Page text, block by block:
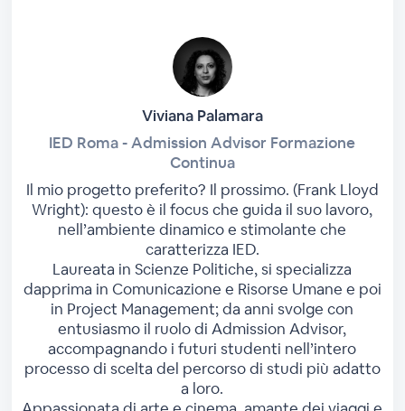
Viviana Palamara
IED Roma - Admission Advisor Formazione
Continua
Il mio progetto preferito? Il prossimo. (Frank Lloyd
Wright): questo è il focus che guida il suo lavoro,
nell’ambiente dinamico e stimolante che
caratterizza IED.
Laureata in Scienze Politiche, si specializza
dapprima in Comunicazione e Risorse Umane e poi
in Project Management; da anni svolge con
entusiasmo il ruolo di Admission Advisor,
accompagnando i futuri studenti nell’intero
processo di scelta del percorso di studi più adatto
a loro.